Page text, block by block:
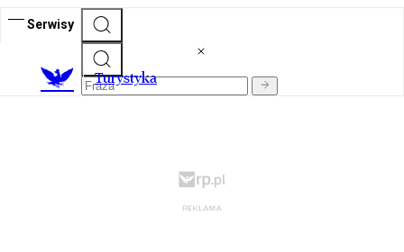
Serwisy
Turystyka